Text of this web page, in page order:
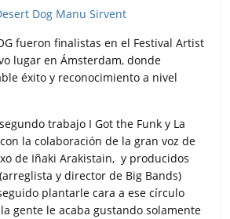
fueron finalistas en el Festival Artist
lugar en Ámsterdam, donde
éxito y reconocimiento a nivel
trabajo I Got the Funk y La
la colaboración de la gran voz de
de Iñaki Arakistain, y producidos
y director de Big Bands)
plantarle cara a ese círculo
gente le acaba gustando solamente